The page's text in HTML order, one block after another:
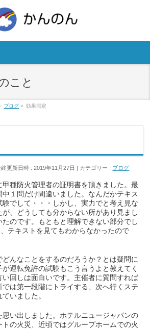
９：００～１８：００
こと
ブログ » 効果測定
終更新日時 : 2019年11月27日 カテゴリー : ブログ
甲種防火管理者の証明書を頂きました。最
１問だけ間違いました。なんだかテキス
験でして・・・しかし、実力でと考え見な
、どうしても分からない所があり見まし
のです。もともと理解できない部分でし
テキストを見てもわからなかったので
んなことをするのだろうか？とは疑問に
運転免許の試験もこう言うよと教えてく
回しは面白いです。主催者に質問すれば
では第一段階にトライする、次へ行くステ
いました。
い出しました。ホテルニュージャパンの
の火災、近頃ではグループホームでの火